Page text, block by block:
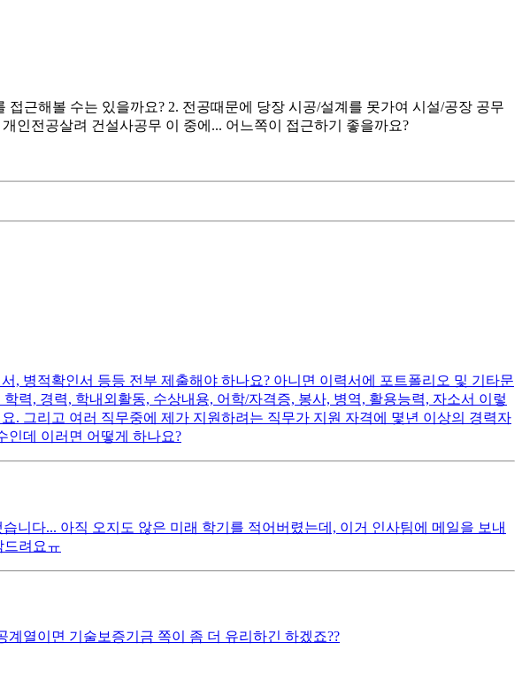
근해볼 수는 있을까요? 2. 전공때문에 당장 시공/설계를 못가여 시설/공장 공무
인전공살려 건설사공무 이 중에... 어느쪽이 접근하기 좋을까요?
병적확인서 등등 전부 제출해야 하나요? 아니면 이력서에 포트폴리오 및 기타문
력, 경력, 학내외활동, 수상내용, 어학/자격증, 봉사, 병역, 활용능력, 자소서 이렇
. 그리고 여러 직무중에 제가 지원하려는 직무가 지원 자격에 몇년 이상의 경력자
인데 이러면 어떻게 하나요?
니다... 아직 오지도 않은 미래 학기를 적어버렸는데, 이거 인사팀에 메일을 보내
드려요ㅠ
열이면 기술보증기금 쪽이 좀 더 유리하긴 하겠죠??